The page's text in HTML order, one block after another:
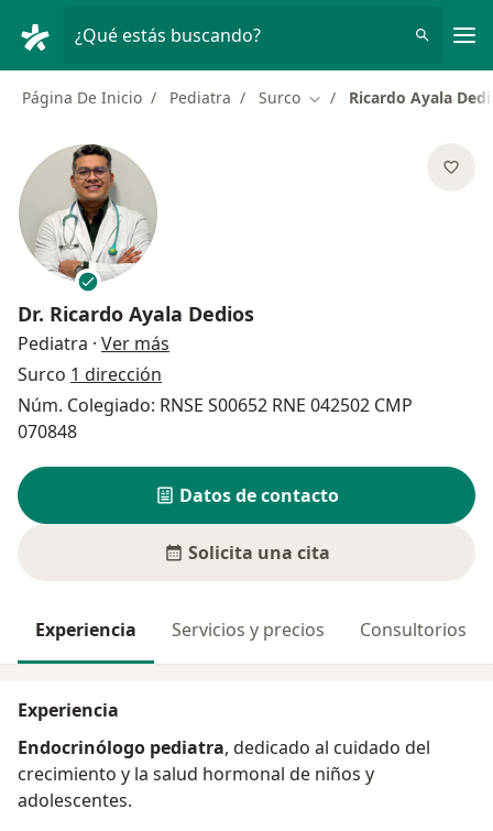
¿Qué estás buscando?
Página De Inicio Pediatra Surco Cambiar de ciudad
Ricardo Ayala
Dr. Ricardo Ayala Dedios
Pediatra · Ver más
Surco 1 dirección
Núm. Colegiado: RNSE S00652 RNE 042502 CMP
070848
Datos de contacto
Solicita una cita
Experiencia Servicios y precios Consultorios
Experiencia
Endocrinólogo pediatra, dedicado al cuidado del
crecimiento y la salud hormonal de niños y
adolescentes.